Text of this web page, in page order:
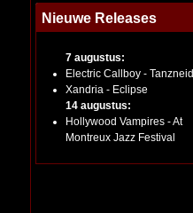
Nieuwe Releases
7 augustus:
Electric Callboy - Tanzneid
Xandria - Eclipse
14 augustus:
Hollywood Vampires - At
Montreux Jazz Festival